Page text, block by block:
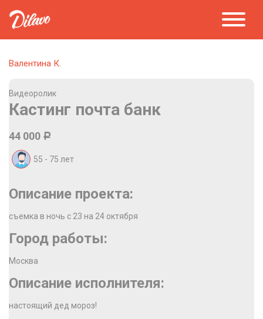
Валентина К.
Видеоролик
Кастинг почта банк
44 000 Р
55 - 75 лет
Описание проекта:
съемка в ночь с 23 на 24 октября
Город работы:
Москва
Описание исполнителя:
настоящий дед мороз!